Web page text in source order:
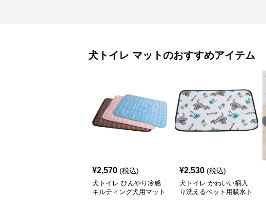
犬トイレ マットのおすすめアイテム
¥2,570 (税込)
犬トイレ ひんやり冷感
キルティング犬用マット
¥2,530 (税込)
犬トイレ かわいい柄入
り洗えるペット用吸水ト